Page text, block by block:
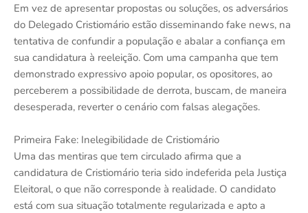
Em vez de apresentar propostas ou soluções, os adversários
do Delegado Cristiomário estão disseminando fake news, na
tentativa de confundir a população e abalar a confiança em
sua candidatura à reeleição. Com uma campanha que tem
demonstrado expressivo apoio popular, os opositores, ao
perceberem a possibilidade de derrota, buscam, de maneira
desesperada, reverter o cenário com falsas alegações.
Primeira Fake: Inelegibilidade de Cristiomário
Uma das mentiras que tem circulado afirma que a
candidatura de Cristiomário teria sido indeferida pela Justiça
Eleitoral, o que não corresponde à realidade. O candidato
está com sua situação totalmente regularizada e apto a